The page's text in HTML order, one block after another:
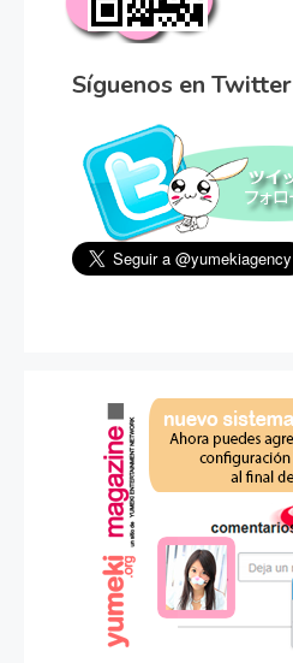
Síguenos en Twitter